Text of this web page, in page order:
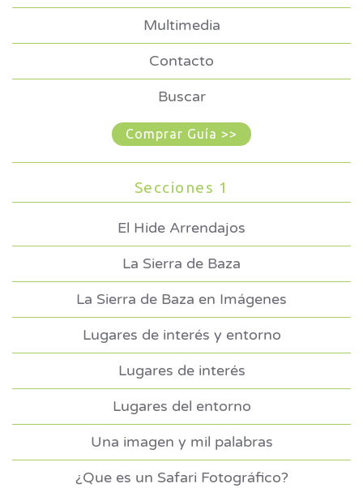
Multimedia
Contacto
Buscar
Comprar Guía >>
Secciones 1
El Hide Arrendajos
La Sierra de Baza
La Sierra de Baza en Imágenes
Lugares de interés y entorno
Lugares de interés
Lugares del entorno
Una imagen y mil palabras
¿Que es un Safari Fotográfico?